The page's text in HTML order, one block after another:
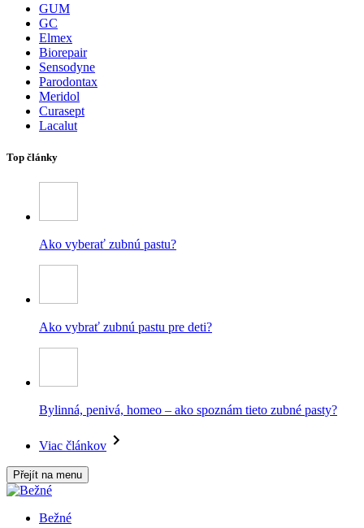
GUM
GC
Elmex
Biorepair
Sensodyne
Parodontax
Meridol
Curasept
Lacalut
Top články
Ako vyberať zubnú pastu?
Ako vybrať zubnú pastu pre deti?
Bylinná, penivá, homeo – ako spoznám tieto zubné pasty?
Viac článkov
Přejít na menu
Bežné